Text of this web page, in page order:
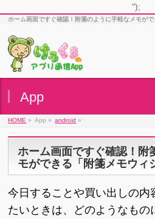
");
ホーム画面ですぐ確認！附箋のように手軽なメモがで
App
HOME » App » android »
ホーム画面ですぐ確認！附
モができる「附箋メモウィ
今日することや買い出しの内
たいときは、どのようなもの